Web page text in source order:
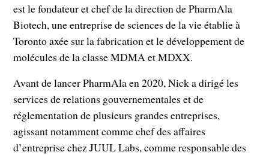
est le fondateur et chef de la direction de PharmAla
Biotech, une entreprise de sciences de la vie établie à
Toronto axée sur la fabrication et le développement de
molécules de la classe MDMA et MDXX.
Avant de lancer PharmAla en 2020, Nick a dirigé les
services de relations gouvernementales et de
réglementation de plusieurs grandes entreprises,
agissant notamment comme chef des affaires
d’entreprise chez JUUL Labs, comme responsable des